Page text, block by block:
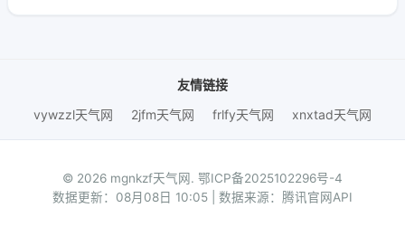
友情链接
vywzzl天气网
2jfm天气网 frlfy天气网 xnxtad天气网
© 2026 mgnkzf天气网. 鄂ICP备2025102296号-4
数据更新：08月08日 10:05 | 数据来源：腾讯官网API